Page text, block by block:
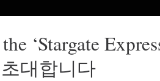
‘Stargate
대합니다